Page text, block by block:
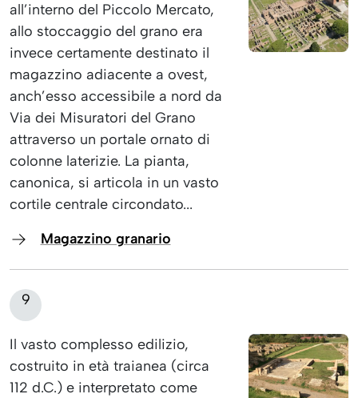
all’interno del Piccolo Mercato,
allo stoccaggio del grano era
invece certamente destinato il
magazzino adiacente a ovest,
anch’esso accessibile a nord da
Via dei Misuratori del Grano
attraverso un portale ornato di
colonne laterizie. La pianta,
canonica, si articola in un vasto
cortile centrale circondato...
Magazzino granario
9
Il vasto complesso edilizio,
costruito in età traianea (circa
112 d.C.) e interpretato come